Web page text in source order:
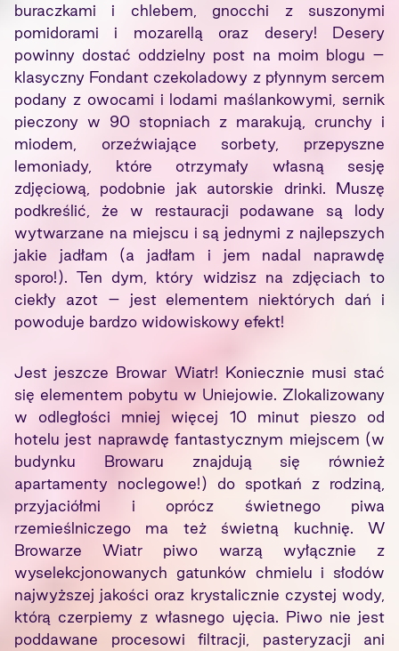
buraczkami i chlebem, gnocchi z suszonymi
pomidorami i mozarellą oraz desery! Desery
powinny dostać oddzielny post na moim blogu –
klasyczny Fondant czekoladowy z płynnym sercem
podany z owocami i lodami maślankowymi, sernik
pieczony w 90 stopniach z marakują, crunchy i
miodem, orzeźwiające sorbety, przepyszne
lemoniady, które otrzymały własną sesję
zdjęciową, podobnie jak autorskie drinki. Muszę
podkreślić, że w restauracji podawane są lody
wytwarzane na miejscu i są jednymi z najlepszych
jakie jadłam (a jadłam i jem nadal naprawdę
sporo!). Ten dym, który widzisz na zdjęciach to
ciekły azot – jest elementem niektórych dań i
powoduje bardzo widowiskowy efekt!
Jest jeszcze Browar Wiatr! Koniecznie musi stać
się elementem pobytu w Uniejowie. Zlokalizowany
w odległości mniej więcej 10 minut pieszo od
hotelu jest naprawdę fantastycznym miejscem (w
budynku Browaru znajdują się również
apartamenty noclegowe!) do spotkań z rodziną,
przyjaciółmi i oprócz świetnego piwa
rzemieślniczego ma też świetną kuchnię. W
Browarze Wiatr piwo warzą wyłącznie z
wyselekcjonowanych gatunków chmielu i słodów
najwyższej jakości oraz krystalicznie czystej wody,
którą czerpiemy z własnego ujęcia. Piwo nie jest
poddawane procesowi filtracji, pasteryzacji ani